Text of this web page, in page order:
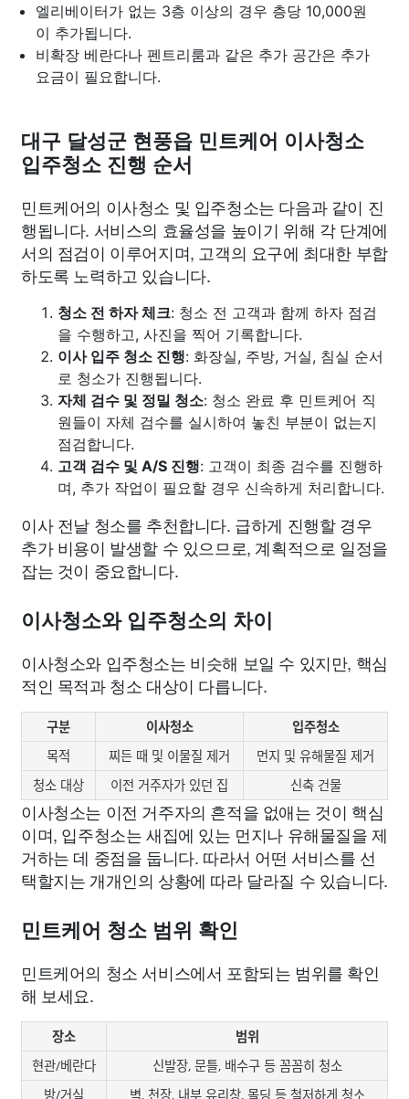
엘리베이터가 없는 3층 이상의 경우 층당 10,000원
이 추가됩니다.
비확장 베란다나 펜트리룸과 같은 추가 공간은 추가
요금이 필요합니다.
대구 달성군 현풍읍 민트케어 이사청소
입주청소 진행 순서
민트케어의 이사청소 및 입주청소는 다음과 같이 진
행됩니다. 서비스의 효율성을 높이기 위해 각 단계에
서의 점검이 이루어지며, 고객의 요구에 최대한 부합
하도록 노력하고 있습니다.
청소 전 하자 체크: 청소 전 고객과 함께 하자 점검
을 수행하고, 사진을 찍어 기록합니다.
이사 입주 청소 진행: 화장실, 주방, 거실, 침실 순서
로 청소가 진행됩니다.
자체 검수 및 정밀 청소: 청소 완료 후 민트케어 직
원들이 자체 검수를 실시하여 놓친 부분이 없는지
점검합니다.
고객 검수 및 A/S 진행: 고객이 최종 검수를 진행하
며, 추가 작업이 필요할 경우 신속하게 처리합니다.
이사 전날 청소를 추천합니다. 급하게 진행할 경우
추가 비용이 발생할 수 있으므로, 계획적으로 일정을
잡는 것이 중요합니다.
이사청소와 입주청소의 차이
이사청소와 입주청소는 비슷해 보일 수 있지만, 핵심
적인 목적과 청소 대상이 다릅니다.
구분 이사청소
입주청소
목적
찌든 때 및 이물질 제거
먼지 및 유해물질 제거
청소 대상
이전 거주자가 있던 집 신축 건물
이사청소는 이전 거주자의 흔적을 없애는 것이 핵심
이며, 입주청소는 새집에 있는 먼지나 유해물질을 제
거하는 데 중점을 둡니다. 따라서 어떤 서비스를 선
택할지는 개개인의 상황에 따라 달라질 수 있습니다.
민트케어 청소 범위 확인
민트케어의 청소 서비스에서 포함되는 범위를 확인
해 보세요.
장소
범위
현관/베란다
신발장, 문틀, 배수구 등 꼼꼼히 청소
방/거실
벽, 천장, 내부 유리창, 몰딩 등 철저하게 청소